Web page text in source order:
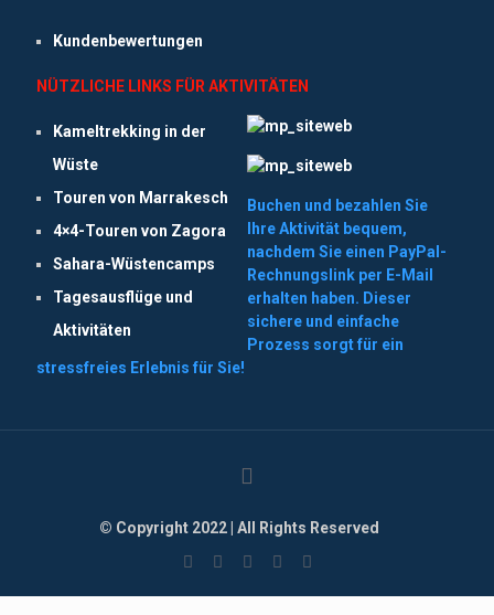
Kundenbewertungen
NÜTZLICHE LINKS FÜR AKTIVITÄTEN
Kameltrekking in der
Wüste
Touren von Marrakesch
4×4-Touren von Zagora
Sahara-Wüstencamps
Tagesausflüge und
Aktivitäten
Buchen und bezahlen Sie
Ihre Aktivität bequem,
nachdem Sie einen PayPal-
Rechnungslink per E-Mail
erhalten haben. Dieser
sichere und einfache
Prozess sorgt für ein
stressfreies Erlebnis für Sie!
© Copyright 2022 | All Rights Reserved